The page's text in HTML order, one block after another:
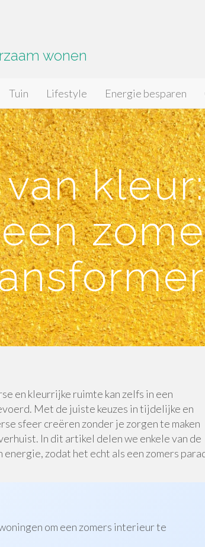
wonen
Tuin Lifestyle Energie besparen
en kleurrijke ruimte kan zelfs in een
Met de juiste keuzes in tijdelijke en
sfeer creëren zonder je zorgen te maken
In dit artikel delen we enkele van de
zodat het echt als een zomers
om een zomers interieur te